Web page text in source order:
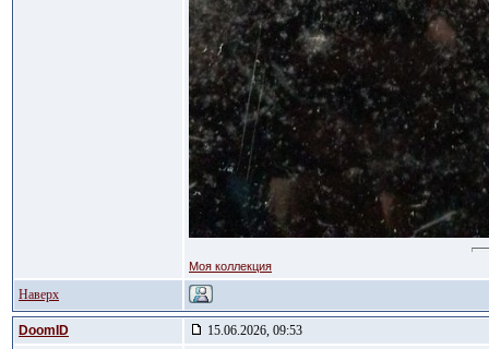
Моя коллекция
Наверх
DoomID 15.06.2026, 09:53